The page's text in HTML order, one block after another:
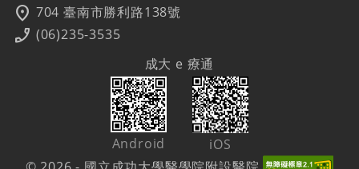
location_on 704 臺南市勝利路138號
phone_enabled (06)235-3535
成大 e 療通
Android
iOS